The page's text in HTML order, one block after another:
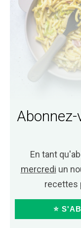
En tant
mercredi un
recettes
⭐